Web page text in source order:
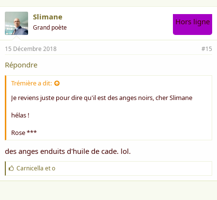
Slimane
Grand poète
Hors ligne
15 Décembre 2018 #15
Répondre
Trémière a dit:
Je reviens juste pour dire qu'il est des anges noirs, cher Slimane
hélas !
Rose ***
des anges enduits d'huile de cade. lol.
J
'
a
Carnicella eto